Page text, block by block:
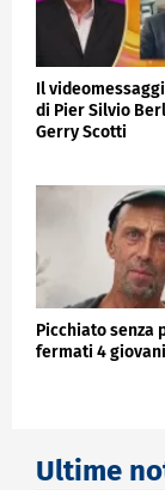
Il
di Pier Silvio
Gerry Scotti
Picchiato senza
fermati 4
Ultime